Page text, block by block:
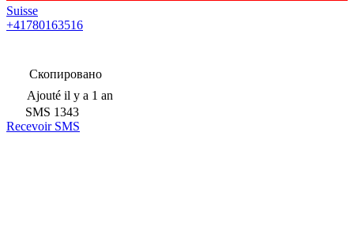
Suisse
+41780163516
Скопировано
Ajouté il y a 1 an
SMS 1343
Recevoir SMS